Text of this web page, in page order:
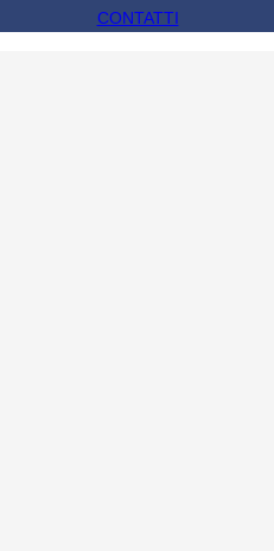
CONTATTI